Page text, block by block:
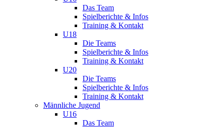
Das Team
Spielberichte & Infos
Training & Kontakt
U18
Die Teams
Spielberichte & Infos
Training & Kontakt
U20
Die Teams
Spielberichte & Infos
Training & Kontakt
Männliche Jugend
U16
Das Team